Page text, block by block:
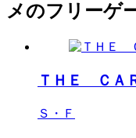
メのフリーゲ
ＴＨＥ ＣＡ
Ｓ・Ｆ